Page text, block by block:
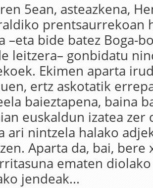
5ean, asteazkena,
prentsaurrekoan
–eta bide batez Boga-
leitzera– gonbidatu
Ekimen aparta
ertz askotatik
baieztapena, baina
euskaldun izatea zer
ari nintzela halako
Aparta da, bai, bere
ematen
jendeak...